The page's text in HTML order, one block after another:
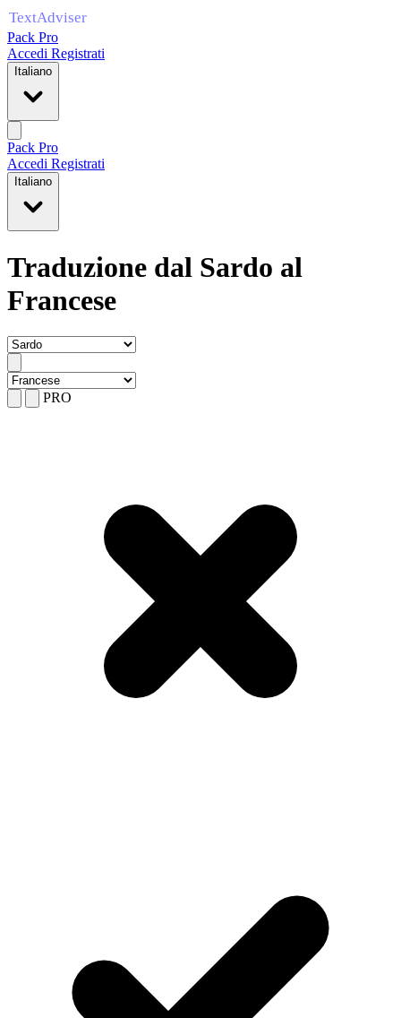
Pack Pro
Accedi Registrati
Italiano
Pack Pro
Accedi Registrati
Italiano
Traduzione dal Sardo al
Francese
PRO